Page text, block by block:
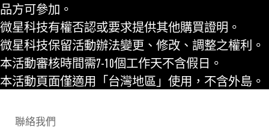
品方可參加。
微星科技有權否認或要求提供其他購買證明。
微星科技保留活動辦法變更、修改、調整之權利。
本活動審核時間需7-10個工作天不含假日。
本活動頁面僅適用「台灣地區」使用，不含外島。
聯絡我們